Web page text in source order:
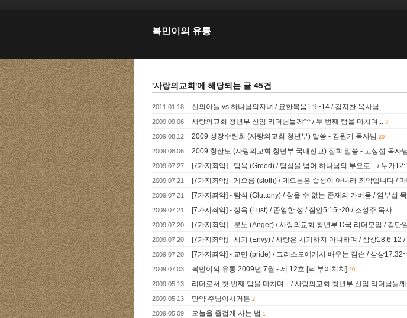
복민이의 유통
'사랑의교회'에 해당되는 글 45건
2011.01.18 신의아들 vs 하나님의자녀 / 요한복음1:9~14 / 김지찬 목사님
2009.09.06 사랑의교회 청년부 신임 리더님들께^^ / 두 번째 텀을 마치며... 3
2009.08.12 2009 성장수련회 (사랑의교회 청년부) 말씀 - 김원기 목사님 20
2009.08.06 2009 청산도 (사랑의교회 청년부 국내선교) 집회 말씀 - 고상섭 목사님
2009.07.27 [7가지죄악] - 탐욕 (Greed) / 탐심을 넘어 하나님의 부요로... / 누가
2009.07.21 [7가지죄악] - 게으름 (sloth) / 게으름은 습성이 아니라 죄악입니다 /
2009.07.21 [7가지죄악] - 탐식 (Gluttony) / 참을 수 없는 존재의 가벼움 / 염부섭
2009.07.21 [7가지죄악] - 정욕 (Lust) / 존엄한 성 / 잠언5:15~20 / 조성주 목사
2009.07.20 [7가지죄악] - 분노 (Anger) / 사랑의교회 청년부 D국 리더모임 / 김단
2009.07.20 [7가지죄악] - 시기 (Envy) / 사랑은 시기하지 아니하며 / 삼상18:6-12
2009.07.20 [7가지죄악] - 교만 (pride) / 그리스도에게서 배우는 겸손 / 삼상
2009.07.03 복민이의 유통 2009년 7월 - 제 12호 [닉 부이치치] 20
2009.05.13 리더로서 첫 번째 텀을 마치며... / 사랑의교회 청년부 신임 리더님들께
2009.05.13 만약 주님이시거든 2
2009.05.09 오늘을 즐겁게 사는 법 1